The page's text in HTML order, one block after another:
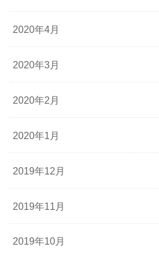
2020年4月
2020年3月
2020年2月
2020年1月
2019年12月
2019年11月
2019年10月